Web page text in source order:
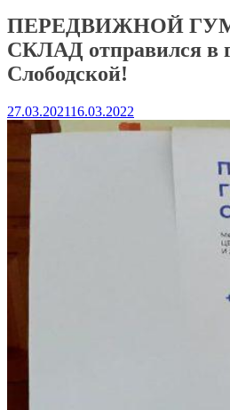
ПЕРЕДВИЖНОЙ
СКЛАД отправился в
Слободской!
27.03.202116.03.2022